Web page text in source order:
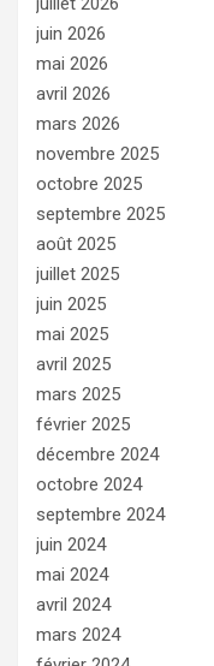
juin 2026
mai 2026
avril 2026
mars 2026
novembre 2025
octobre 2025
septembre 2025
août 2025
juillet 2025
juin 2025
mai 2025
avril 2025
mars 2025
février 2025
décembre 2024
octobre 2024
septembre 2024
juin 2024
mai 2024
avril 2024
mars 2024